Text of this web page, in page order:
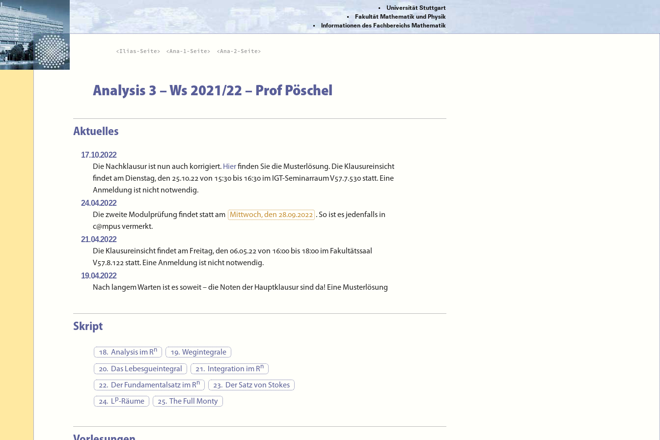
Universität Stuttgart
Fakultät Mathematik und Physik
Informationen des Fachbereichs Mathematik
Ilias-Seite Ana-1-Seite Ana-2-Seite
Analysis 3 – Ws 2021/22 – Prof Pöschel
Aktuelles
17.10.2022
Die Nachklausur ist nun auch korrigiert. Hierfinden Sie die Musterlösung. Die Klausureinsicht
findet am Dienstag, den 25.10.22 von 15:30 bis 16:30 im IGT-Seminarraum V57.7.530 statt. Eine
Anmeldung ist nicht notwendig.
24.04.2022
Die zweite Modulprüfung findet statt am Mittwoch, den 28.09.2022 . So ist es jedenfalls in
c@mpus vermerkt.
21.04.2022
Die Klausureinsicht findet am Freitag, den 06.05.22 von 16:00 bis 18:00 im Fakultätssaal
V57.8.122 statt. Eine Anmeldung ist nicht notwendig.
19.04.2022
Nach langem Warten ist es soweit – die Noten der Hauptklausur sind da! Eine Musterlösung
09.02.2022
Die Vorlesung Analysis 1–3 ist damit beendet.
Feb-9 jetzt mit Ton 😼
Für die Ana-2-Wiederholer gibt es hier noch dieAna-2-Modulprüfung
26.01.2022
Die letzte Vortragsübung dieses Semester findet am 31.01.2022 statt, und zwar zur Feier des
Skript
18. Analysis im Rn 19. Wegintegrale
20. Das Lebesgueintegral 21. Integration im Rn
22. Der Fundamentalsatz im Rn 23. Der Satz von Stokes
24. Lp-Räume 25. The Full Monty